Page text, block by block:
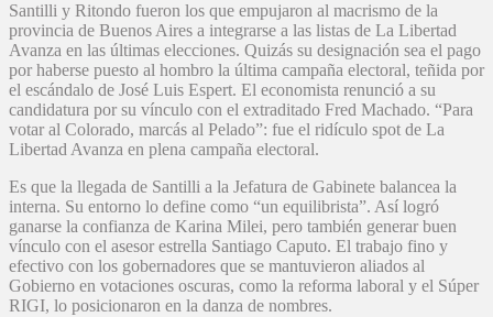
Santilli y Ritondo fueron los que empujaron al macrismo de la
provincia de Buenos Aires a integrarse a las listas de La Libertad
Avanza en las últimas elecciones. Quizás su designación sea el pago
por haberse puesto al hombro la última campaña electoral, teñida por
el escándalo de José Luis Espert. El economista renunció a su
candidatura por su vínculo con el extraditado Fred Machado. “Para
votar al Colorado, marcás al Pelado”: fue el ridículo spot de La
Libertad Avanza en plena campaña electoral.
Es que la llegada de Santilli a la Jefatura de Gabinete balancea la
interna. Su entorno lo define como “un equilibrista”. Así logró
ganarse la confianza de Karina Milei, pero también generar buen
vínculo con el asesor estrella Santiago Caputo. El trabajo fino y
efectivo con los gobernadores que se mantuvieron aliados al
Gobierno en votaciones oscuras, como la reforma laboral y el Súper
RIGI, lo posicionaron en la danza de nombres.